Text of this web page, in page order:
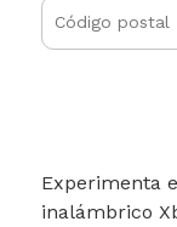
Experimenta
inalámbrico